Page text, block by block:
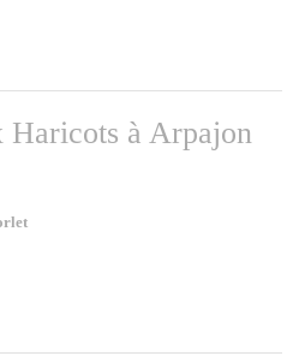
Haricots à Arpajon